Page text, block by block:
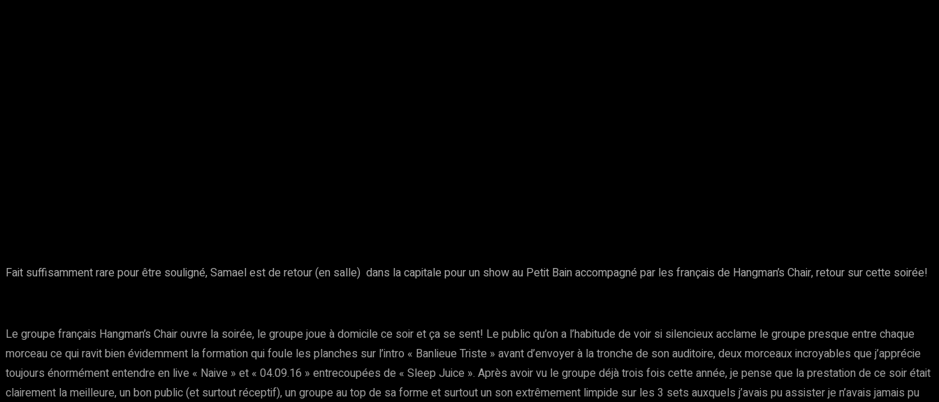
Fait suffisamment rare pour être souligné, Samael est de retour (en salle) dans la capitale pour un show au Petit Bain accompagné par les français de Hangman’s Chair, retour sur cette soirée!
Le groupe français Hangman’s Chair ouvre la soirée, le groupe joue à domicile ce soir et ça se sent! Le public qu’on a l’habitude de voir si silencieux acclame le groupe presque entre chaque
morceau ce qui ravit bien évidemment la formation qui foule les planches sur l’intro « Banlieue Triste » avant d’envoyer à la tronche de son auditoire, deux morceaux incroyables que j’apprécie
toujours énormément entendre en live « Naive » et « 04.09.16 » entrecoupées de « Sleep Juice ». Après avoir vu le groupe déjà trois fois cette année, je pense que la prestation de ce soir était
clairement la meilleure, un bon public (et surtout réceptif), un groupe au top de sa forme et surtout un son extrêmement limpide sur les 3 sets auxquels j’avais pu assister je n’avais jamais pu